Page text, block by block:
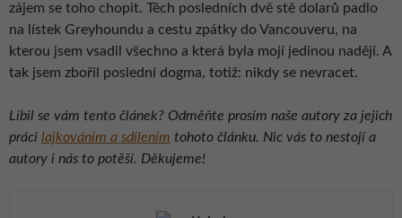
zájem se toho chopit. Těch posledních dvě stě dolarů padlo
na lístek Greyhoundu a cestu zpátky do Vancouveru, na
kterou jsem vsadil všechno a která byla mojí jedinou nadějí. A
tak jsem zbořil poslední dogma, totiž: nikdy se nevracet.
Líbil se vám tento článek? Odměňte prosím naše autory za jejich
práci lajkováním a sdílením tohoto článku. Nic vás to nestojí a
autory i nás to potěší. Děkujeme!